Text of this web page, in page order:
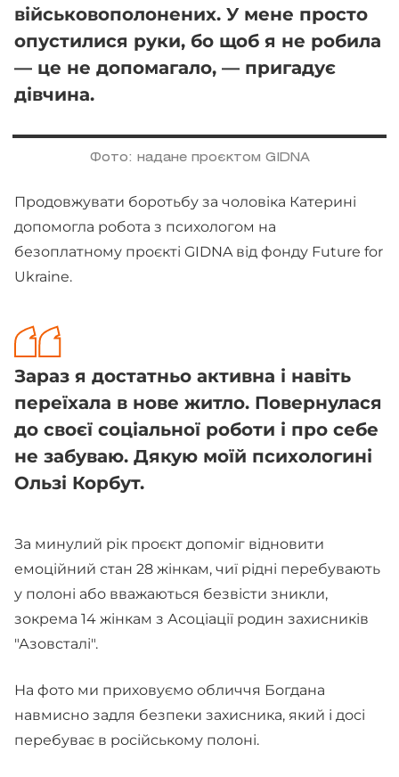
військовополонених. У мене просто
опустилися руки, бо щоб я не робила
— це не допомагало, — пригадує
дівчина.
Фото: надане проєктом GIDNA
Продовжувати боротьбу за чоловіка Катерині
допомогла робота з психологом на
безоплатному проєкті GIDNA від фонду Future for
Ukraine.
Зараз я достатньо активна і навіть
переїхала в нове житло. Повернулася
до своєї соціальної роботи і про себе
не забуваю. Дякую моїй психологині
Ользі Корбут.
За минулий рік проєкт допоміг відновити
емоційний стан 28 жінкам, чиї рідні перебувають
у полоні або вважаються безвісти зникли,
зокрема 14 жінкам з Асоціації родин захисників
"Азовсталі".
На фото ми приховуємо обличчя Богдана
навмисно задля безпеки захисника, який і досі
перебуває в російському полоні.